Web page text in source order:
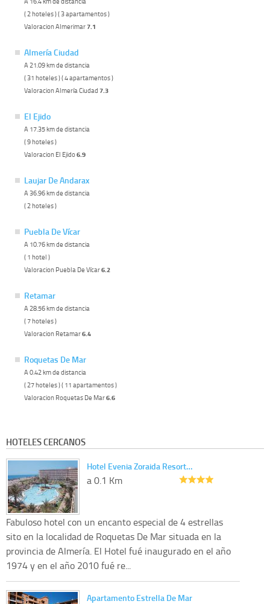
( 2 hoteles ) ( 3 apartamentos )
Valoracion Almerimar7.1
Almería Ciudad
A 21.09 km de distancia
( 31 hoteles ) ( 4 apartamentos )
Valoracion Almería Ciudad 7.3
El Ejido
A 17.35 km de distancia
( 9 hoteles )
Valoracion El Ejido6.9
Laujar De Andarax
A 36.96 km de distancia
( 2 hoteles )
Puebla De Vícar
A 10.76 km de distancia
( 1 hotel )
Valoracion Puebla De Vícar6.2
Retamar
A 28.56 km de distancia
( 7 hoteles )
Valoracion Retamar6.4
Roquetas De Mar
A 0.42 km de distancia
( 27 hoteles ) ( 11 apartamentos )
Valoracion Roquetas De Mar6.6
HOTELES CERCANOS
Hotel Evenia Zoraida Resort…
a 0.1 Km
Fabuloso hotel con un encanto especial de 4 estrellas
sito en la localidad de Roquetas De Mar situada en la
provincia de Almería. El Hotel fué inaugurado en el año
1974 y en el año 2010 fué re...
Apartamento Estrella De Mar